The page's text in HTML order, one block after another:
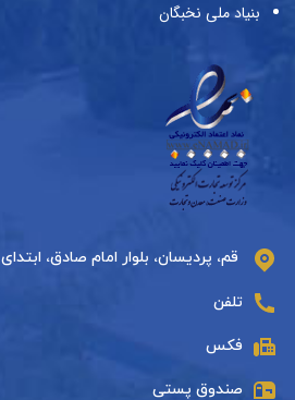
بنیاد ملی نخبگان
قم، پردیسان، بلوار امام صادق،
تلفن
فکس
صندوق پستی